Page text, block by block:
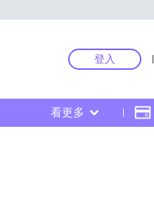
登入
看更多